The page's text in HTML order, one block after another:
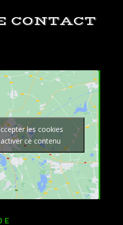
CONTACT
les cookies
ce contenu